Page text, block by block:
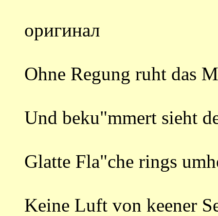
оригинал
Ohne Regung ruht das
Und beku"mmert sieht
Glatte Fla"che rings
Keine Luft von keener